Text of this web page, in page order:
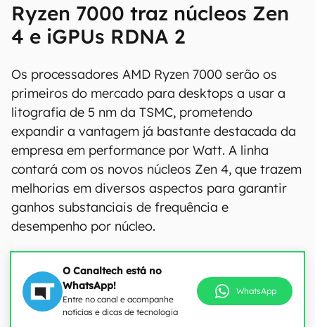
Ryzen 7000 traz núcleos Zen
4 e iGPUs RDNA 2
Os processadores AMD Ryzen 7000 serão os
primeiros do mercado para desktops a usar a
litografia de 5 nm da TSMC, prometendo
expandir a vantagem já bastante destacada da
empresa em performance por Watt. A linha
contará com os novos núcleos Zen 4, que trazem
melhorias em diversos aspectos para garantir
ganhos substanciais de frequência e
desempenho por núcleo.
O Canaltech está no
WhatsApp!
Entre no canal e acompanhe
notícias e dicas de tecnologia
WhatsApp